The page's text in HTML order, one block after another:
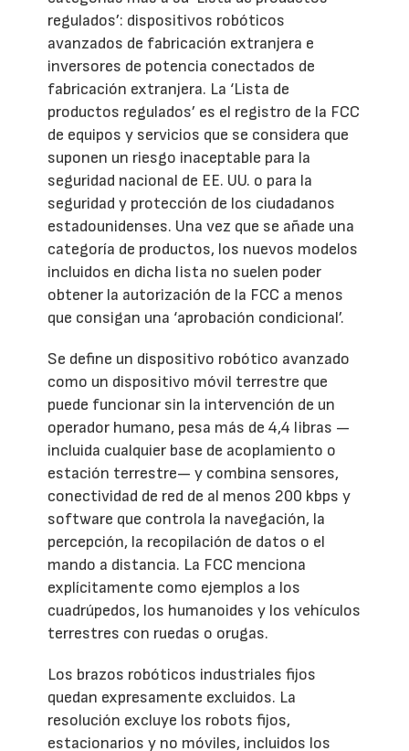
regulados’: dispositivos robóticos
avanzados de fabricación extranjera e
inversores de potencia conectados de
fabricación extranjera. La ‘Lista de
productos regulados’ es el registro de la FCC
de equipos y servicios que se considera que
suponen un riesgo inaceptable para la
seguridad nacional de EE. UU. o para la
seguridad y protección de los ciudadanos
estadounidenses. Una vez que se añade una
categoría de productos, los nuevos modelos
incluidos en dicha lista no suelen poder
obtener la autorización de la FCC a menos
que consigan una ‘aprobación condicional’.
Se define un dispositivo robótico avanzado
como un dispositivo móvil terrestre que
puede funcionar sin la intervención de un
operador humano, pesa más de 4,4 libras —
incluida cualquier base de acoplamiento o
estación terrestre— y combina sensores,
conectividad de red de al menos 200 kbps y
software que controla la navegación, la
percepción, la recopilación de datos o el
mando a distancia. La FCC menciona
explícitamente como ejemplos a los
cuadrúpedos, los humanoides y los vehículos
terrestres con ruedas o orugas.
Los brazos robóticos industriales fijos
quedan expresamente excluidos. La
resolución excluye los robots fijos,
estacionarios y no móviles, incluidos los